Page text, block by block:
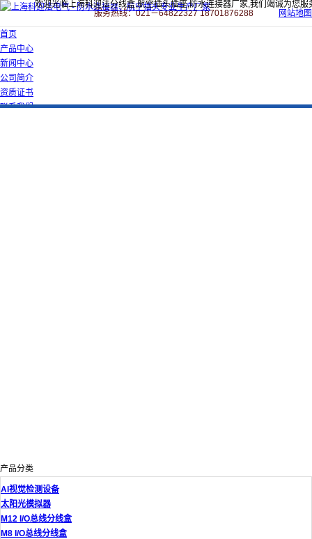
欢迎光临上海科迎法分线盒,航空插头插座,防水连接器厂家,我们竭诚为您服
服务热线：021－64822327 18701876288
网站地图
首页
产品中心
新闻中心
公司简介
资质证书
联系我们
产品分类
AI视觉检测设备
太阳光模拟器
M12 I/O总线分线盒
M8 I/O总线分线盒